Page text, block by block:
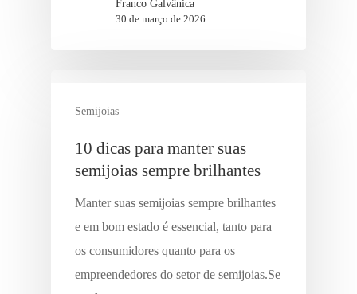
Franco Galvânica
30 de março de 2026
Semijoias
10 dicas para manter suas
semijoias sempre brilhantes
Manter suas semijoias sempre brilhantes
e em bom estado é essencial, tanto para
os consumidores quanto para os
empreendedores do setor de semijoias.Se